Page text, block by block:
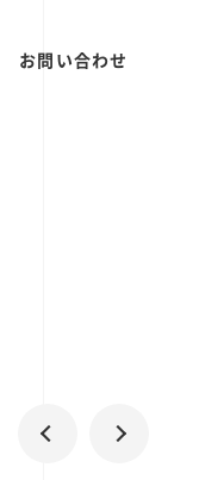
お問い合わせ